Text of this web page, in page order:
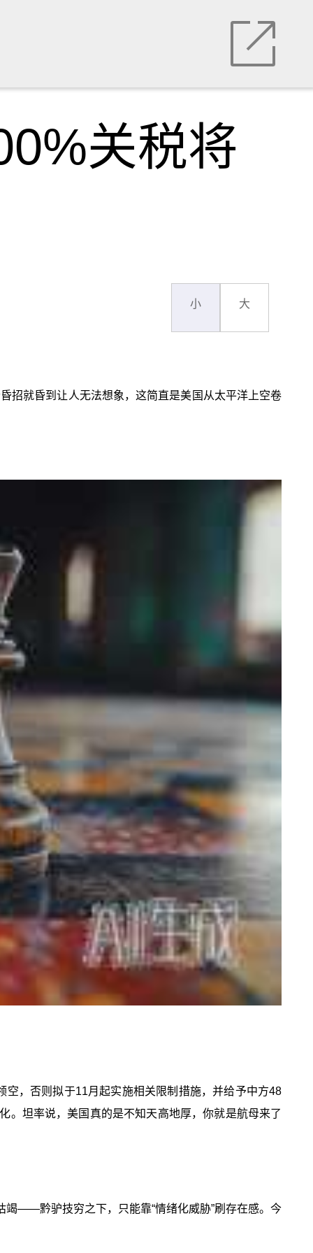
关税将
小 大
招就昏到让人无法想象，这简直是美国从太平洋上空卷
空，否则拟于11月起实施相关限制措施，并给予中方48
。坦率说，美国真的是不知天高地厚，你就是航母来了
竭——黔驴技穷之下，只能靠“情绪化威胁”刷存在感。今